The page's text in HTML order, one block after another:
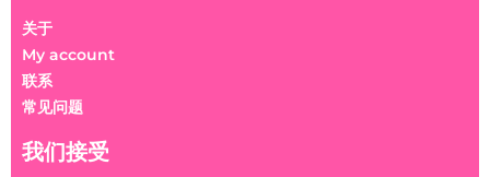
关于
My account
联系
常见问题
我们接受